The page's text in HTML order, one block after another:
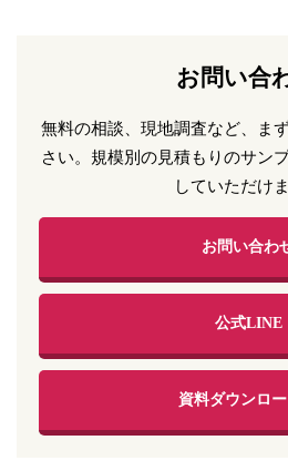
お問い合
無料の相談、現地調査など、ま
さい。 規模別の見積もりのサン
していただけま
お問い合わ
公式LINE
資料ダウンロー